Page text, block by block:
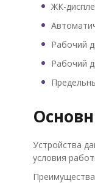
ЖК-
Рабочий
Рабочий
Устройства
условия